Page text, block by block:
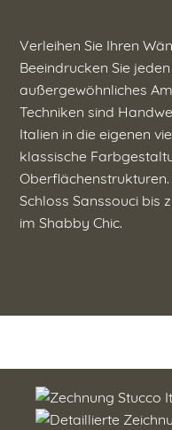
Verleihen Sie Ihren
Beeindrucken Sie
außergewöhnliches
Techniken sind
Italien in die eigenen
klassische
Schloss Sanssouci bis
im Shabby Chic.